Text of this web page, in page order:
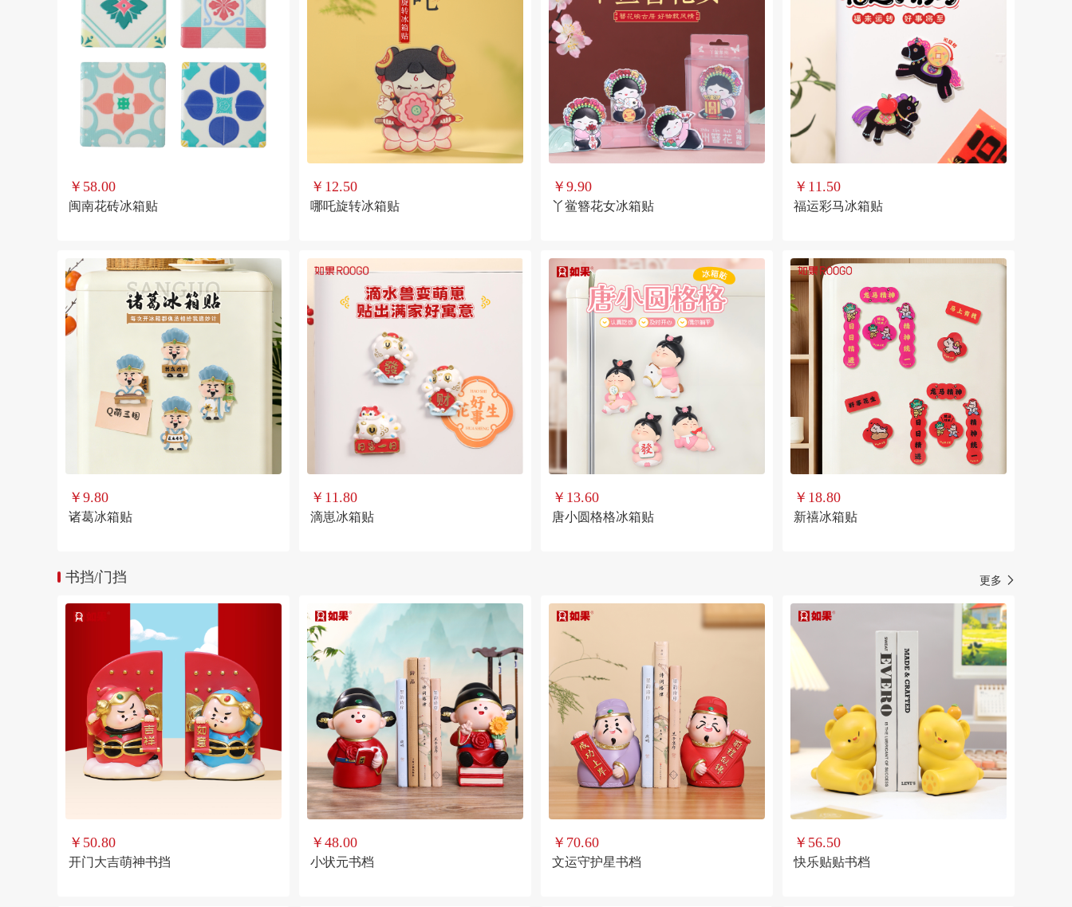
￥58.00
闽南花砖冰箱贴
￥12.50
哪吒旋转冰箱贴
￥9.90
丫鲎簪花女冰箱贴
￥11.50
福运彩马冰箱贴
￥9.80
诸葛冰箱贴
￥11.80
滴崽冰箱贴
￥13.60
唐小圆格格冰箱贴
￥18.80
新禧冰箱贴
书挡/门挡 更多
￥50.80
开门大吉萌神书挡
￥48.00
小状元书档
￥70.60
文运守护星书档
￥56.50
快乐贴贴书档